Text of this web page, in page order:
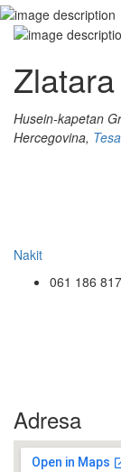
Husein-kapetan
Hercegovina,
Nakit
061 186
Adresa